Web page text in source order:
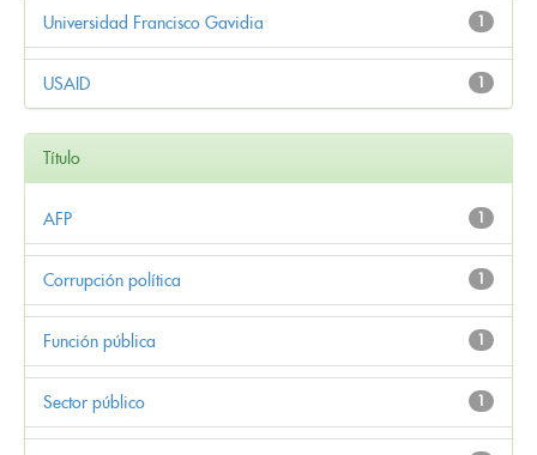
1
Universidad Francisco Gavidia
1
USAID
Título
1
AFP
1
Corrupción política
1
Función pública
1
Sector público